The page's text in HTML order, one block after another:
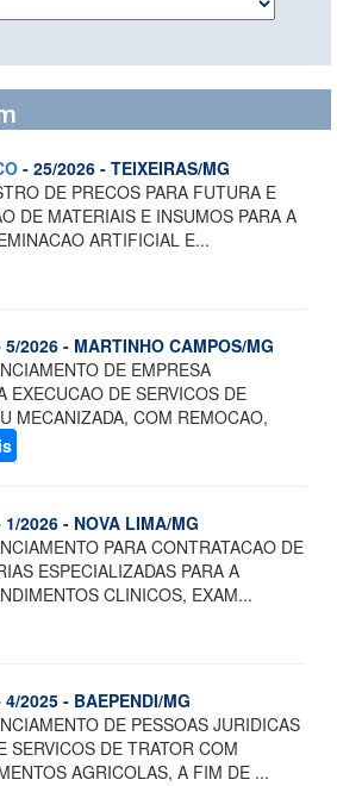
- 25/2026 - TEIXEIRAS/MG
DE PRECOS PARA FUTURA E
DE MATERIAIS E INSUMOS PARA A
ARTIFICIAL E...
5/2026 - MARTINHO CAMPOS/MG
DE EMPRESA
EXECUCAO DE SERVICOS DE
MECANIZADA, COM REMOCAO,
1/2026 - NOVA LIMA/MG
PARA CONTRATACAO DE
ESPECIALIZADAS PARA A
CLINICOS, EXAM...
4/2025 - BAEPENDI/MG
DE PESSOAS JURIDICAS
SERVICOS DE TRATOR COM
AGRICOLAS, A FIM DE ...